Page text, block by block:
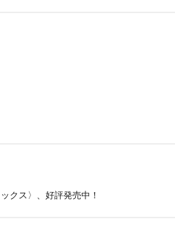
クス〉、好評発売中！